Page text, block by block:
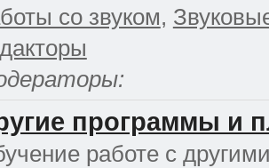
со звуком,
программы и
работе с